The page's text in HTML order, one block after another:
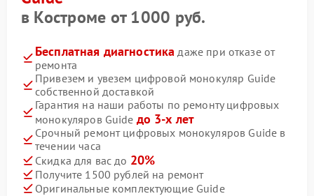
в Костроме от 1000 руб.
Бесплатная диагностика даже при отказе от
ремонта
Привезем и увезем цифровой монокуляр Guide
собственной доставкой
Гарантия на наши работы по ремонту цифровых
монокуляров Guide до 3-х лет
Срочный ремонт цифровых монокуляров Guide в
течении часа
Скидка для вас до 20%
Получите 1500 рублей на ремонт
Оригинальные комплектующие Guide